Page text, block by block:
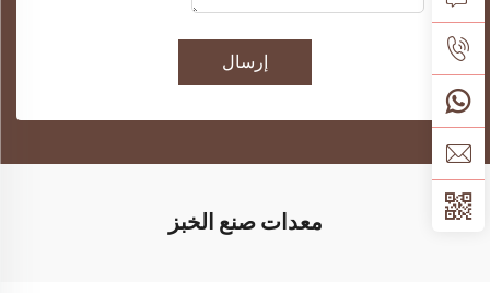
إرسال
معدات صنع الخبز